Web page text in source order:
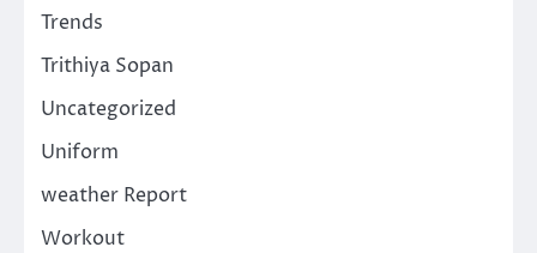
Trends
Trithiya Sopan
Uncategorized
Uniform
weather Report
Workout